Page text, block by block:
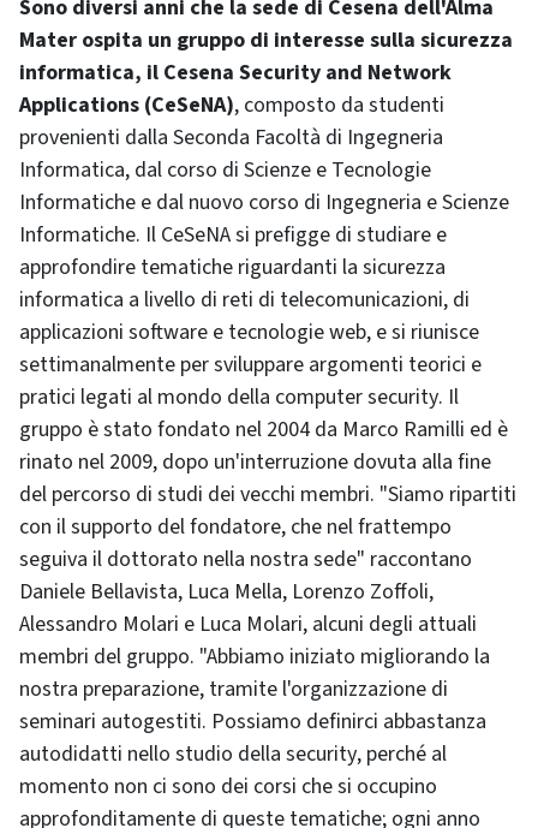
Sono diversi anni che la sede di Cesena dell'Alma
Mater ospita un gruppo di interesse sulla sicurezza
informatica, il Cesena Security and Network
Applications (CeSeNA), composto da studenti
provenienti dalla Seconda Facoltà di Ingegneria
Informatica, dal corso di Scienze e Tecnologie
Informatiche e dal nuovo corso di Ingegneria e Scienze
Informatiche. Il CeSeNA si prefigge di studiare e
approfondire tematiche riguardanti la sicurezza
informatica a livello di reti di telecomunicazioni, di
applicazioni software e tecnologie web, e si riunisce
settimanalmente per sviluppare argomenti teorici e
pratici legati al mondo della computer security. Il
gruppo è stato fondato nel 2004 da Marco Ramilli ed è
rinato nel 2009, dopo un'interruzione dovuta alla fine
del percorso di studi dei vecchi membri. "Siamo ripartiti
con il supporto del fondatore, che nel frattempo
seguiva il dottorato nella nostra sede" raccontano
Daniele Bellavista, Luca Mella, Lorenzo Zoffoli,
Alessandro Molari e Luca Molari, alcuni degli attuali
membri del gruppo. "Abbiamo iniziato migliorando la
nostra preparazione, tramite l'organizzazione di
seminari autogestiti. Possiamo definirci abbastanza
autodidatti nello studio della security, perché al
momento non ci sono dei corsi che si occupino
approfonditamente di queste tematiche; ogni anno